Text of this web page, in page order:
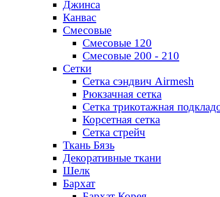
Джинса
Канвас
Смесовые
Смесовые 120
Смесовые 200 - 210
Сетки
Сетка сэндвич Airmesh
Рюкзачная сетка
Сетка трикотажная
Корсетная сетка
Сетка стрейч
Ткань Бязь
Декоративные ткани
Шелк
Бархат